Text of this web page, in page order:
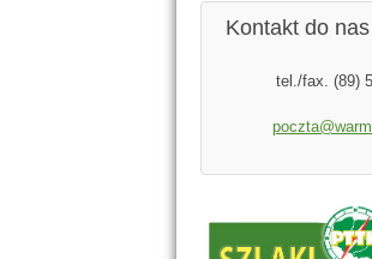
Kontakt do nas
tel./fax. (89)